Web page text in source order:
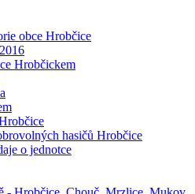
obce Hrobčice
Hrobčickem
hasičů Hrobčice
o jednotce